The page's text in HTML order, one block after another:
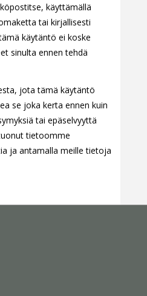
käyttämällä
tai kirjallisesti
käytäntö ei koske
sinulta ennen tehdä
jota tämä käytäntö
se joka kerta ennen kuin
tai epäselvyyttä
tietoomme
ja antamalla meille tietoja